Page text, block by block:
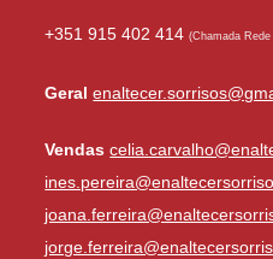
+351 915 402 414(Chamada
Geral
Vendas